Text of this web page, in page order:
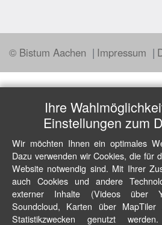
© Bistum Aachen Impressum
Ihre
Einstellungen zum
Wir möchten Ihnen ein optimales
Dazu verwenden wir Cookies, die für
Website notwendig sind. Mit Ihrer
auch Cookies und andere
externer Inhalte (Videos über
Soundcloud, Karten über
Statistikzwecken genutzt